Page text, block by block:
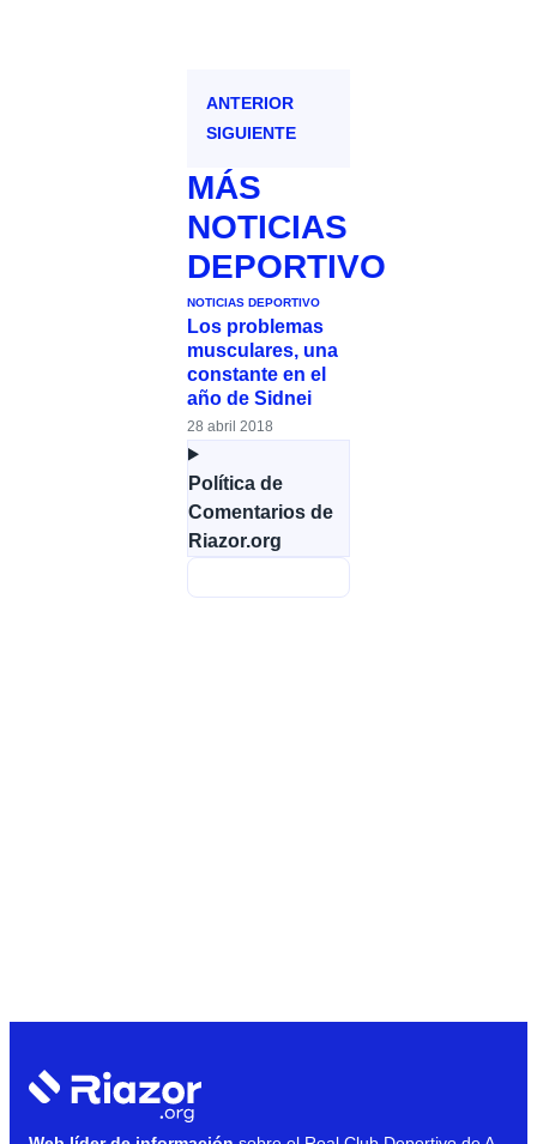
ANTERIOR
SIGUIENTE
MÁS
NOTICIAS
DEPORTIVO
NOTICIAS DEPORTIVO
Los problemas
musculares, una
constante en el
año de Sidnei
28 abril 2018
Política de
Comentarios de
Riazor.org